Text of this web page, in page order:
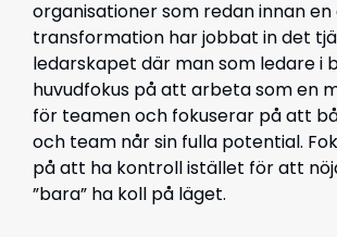
organisationer som redan innan en
transformation har jobbat in det
ledarskapet där man som ledare i
huvudfokus på att arbeta som en
för teamen och fokuserar på att
och team når sin fulla potential.
på att ha kontroll istället för att
”bara” ha koll på läget.